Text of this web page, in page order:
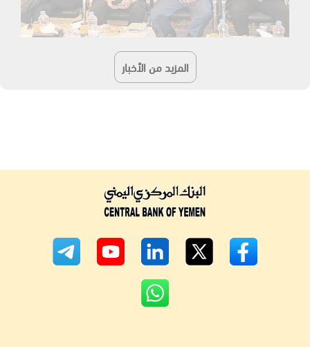
المزيد من الأخبار